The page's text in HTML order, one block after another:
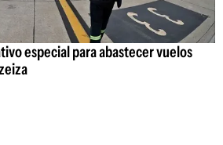
especial para abastecer vuelos